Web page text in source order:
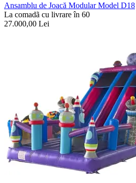
Ansamblu de Joacă Modular Model D18
La comadã cu livrare în 60
27.000,00 Lei